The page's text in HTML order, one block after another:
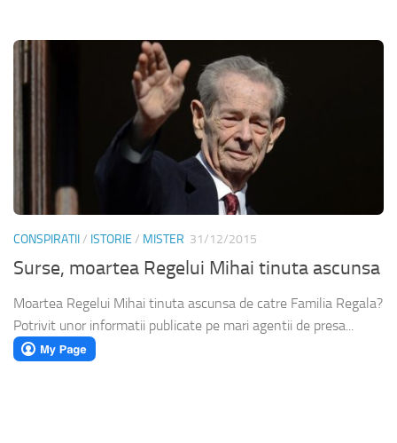
CONSPIRATII/ ISTORIE / MISTER 31/12/2015
Surse, moartea Regelui Mihai tinuta ascunsa
Moartea Regelui Mihai tinuta ascunsa de catre Familia Regala?
Potrivit unor informatii publicate pe mari agentii de presa...